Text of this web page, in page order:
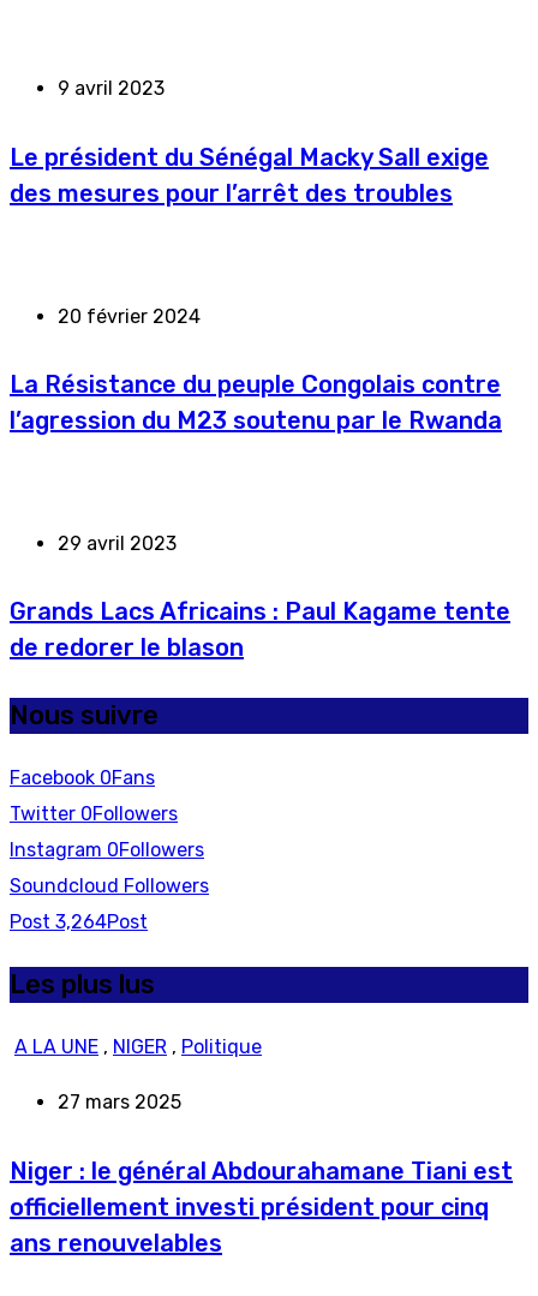
9 avril 2023
Le président du Sénégal Macky Sall exige
des mesures pour l’arrêt des troubles
20 février 2024
La Résistance du peuple Congolais contre
l’agression du M23 soutenu par le Rwanda
29 avril 2023
Grands Lacs Africains : Paul Kagame tente
de redorer le blason
Nous suivre
Facebook 0Fans
Twitter 0Followers
Instagram 0Followers
Soundcloud Followers
Post 3,264Post
Les plus lus
A LA UNE , NIGER , Politique
27 mars 2025
Niger : le général Abdourahamane Tiani est
officiellement investi président pour cinq
ans renouvelables